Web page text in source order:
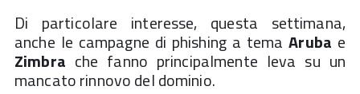
Di particolare interesse, questa settimana,
anche le campagne di phishing a temaAruba e
Zimbra che fanno principalmente leva su un
mancato rinnovo del dominio.